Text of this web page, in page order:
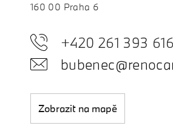
160 00 Praha 6
+420 261 393 616
Zobrazit na mapě